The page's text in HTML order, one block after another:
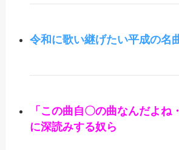
令和に歌い継げたい平成の名
「この曲自〇の曲なんだよね
に深読みする奴ら